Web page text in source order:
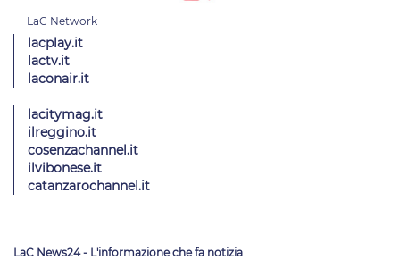
lacplay.it
lactv.it
laconair.it
lacitymag.it
ilreggino.it
cosenzachannel.it
ilvibonese.it
catanzarochannel.it
LaC News24 - L'informazione che fa notizia